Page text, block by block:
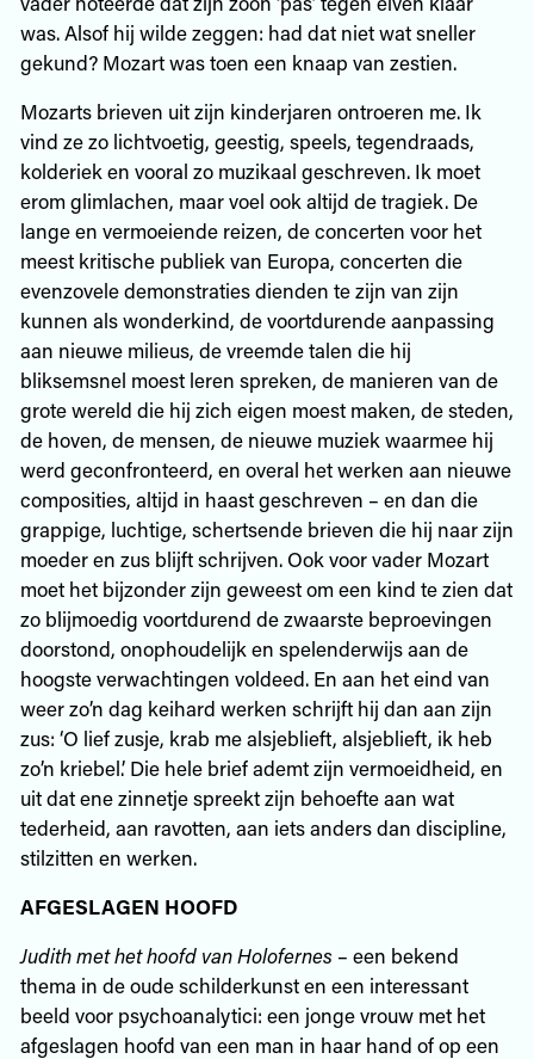
was. Alsof hij wilde zeggen: had dat niet wat sneller
gekund? Mozart was toen een knaap van zestien.
Mozarts brieven uit zijn kinderjaren ontroeren me. Ik
vind ze zo lichtvoetig, geestig, speels, tegendraads,
kolderiek en vooral zo muzikaal geschreven. Ik moet
erom glimlachen, maar voel ook altijd de tragiek. De
lange en vermoeiende reizen, de concerten voor het
meest kritische publiek van Europa, concerten die
evenzovele demonstraties dienden te zijn van zijn
kunnen als wonderkind, de voortdurende aanpassing
aan nieuwe milieus, de vreemde talen die hij
bliksemsnel moest leren spreken, de manieren van de
grote wereld die hij zich eigen moest maken, de steden,
de hoven, de mensen, de nieuwe muziek waarmee hij
werd geconfronteerd, en overal het werken aan nieuwe
composities, altijd in haast geschreven – en dan die
grappige, luchtige, schertsende brieven die hij naar zijn
moeder en zus blijft schrijven. Ook voor vader Mozart
moet het bijzonder zijn geweest om een kind te zien dat
zo blijmoedig voortdurend de zwaarste beproevingen
doorstond, onophoudelijk en spelenderwijs aan de
hoogste verwachtingen voldeed. En aan het eind van
weer zo’n dag keihard werken schrijft hij dan aan zijn
zus: ‘O lief zusje, krab me alsjeblieft, alsjeblieft, ik heb
zo’n kriebel.’ Die hele brief ademt zijn vermoeidheid, en
uit dat ene zinnetje spreekt zijn behoefte aan wat
tederheid, aan ravotten, aan iets anders dan discipline,
stilzitten en werken.
AFGESLAGEN HOOFD
Judithmethethoofd vanHolofernes – een bekend
thema in de oude schilderkunst en een interessant
beeld voor psychoanalytici: een jonge vrouw met het
afgeslagen hoofd van een man in haar hand of op een